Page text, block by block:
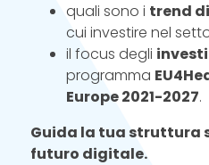
quali sono i trend
cui investire nel
il focus degli
programma
Europe 2021-2027.
Guida la tua struttura
futuro digitale.